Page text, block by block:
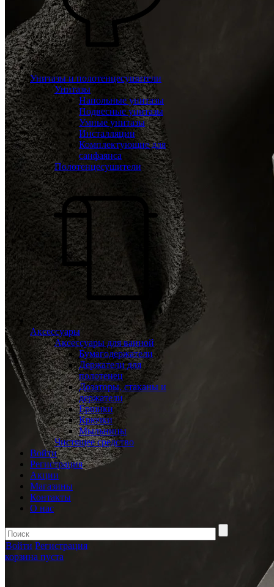
Унитазы и полотенцесушители
Унитазы
Напольные унитазы
Подвесные унитазы
Умные унитазы
Инсталляции
Комплектующие для
санфаянса
Полотенцесушители
Аксессуары
Аксессуары для ванной
Бумагодержатели
Держатели для
полотенец
Дозаторы, стаканы и
держатели
Ершики
Крючки
Мыльницы
Чистящее средство
Войти
Регистрация
Акции
Магазины
Контакты
О нас
Войти Регистрация
корзина пуста